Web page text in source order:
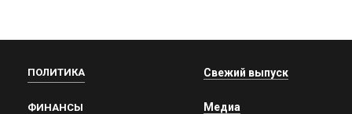
ПОЛИТИКА
ФИНАНСЫ
Свежий выпуск
Медиа